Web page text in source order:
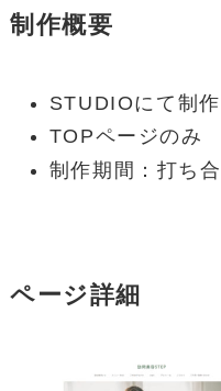
制作概要
STUDIOにて制作
TOPページのみ
制作期間：打ち
ページ詳細